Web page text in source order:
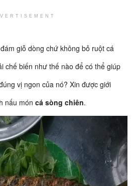
giỗ dòng chứ không bỏ ruột cá
chế biến như thế nào để có thể giúp
vị ngon của nó? Xin được giới
nấu món cá sòng chiên.